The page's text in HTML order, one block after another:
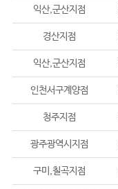
익산,군산지점
경산지점
익산,군산지점
인천서구계양점
청주지점
광주광역시지점
구미,칠곡지점